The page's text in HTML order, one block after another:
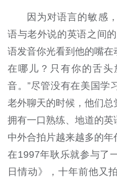
因为对语言的敏感
语与老外说的英语之间
语发音你光看到他的嘴
在哪儿？只有你的舌
音。”尽管没有在美国学
老外聊天的时候，他们总
拥有一口熟练、地道的英
中外合拍片越来越多的
在1997年耿乐就参与了
日情动》，十年前他又